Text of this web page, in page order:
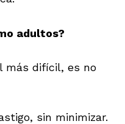
adultos?
más difícil, es no
sin minimizar.